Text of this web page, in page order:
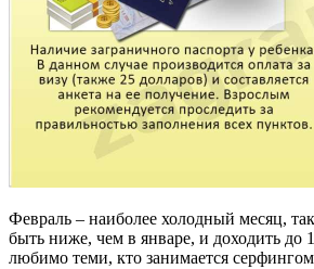
Февраль – наиболее холодный месяц,
быть ниже, чем в январе, и доходить до
любимо теми, кто занимается